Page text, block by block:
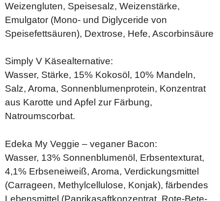
Weizengluten, Speisesalz, Weizenstärke,
Emulgator (Mono- und Diglyceride von
Speisefettsäuren), Dextrose, Hefe, Ascorbinsäure
Simply V Käsealternative:
Wasser, Stärke, 15% Kokosöl, 10% Mandeln,
Salz, Aroma, Sonnenblumenprotein, Konzentrat
aus Karotte und Apfel zur Färbung,
Natroumscorbat.
Edeka My Veggie – veganer Bacon:
Wasser, 13% Sonnenblumenöl, Erbsentexturat,
4,1% Erbseneiweiß, Aroma, Verdickungsmittel
(Carrageen, Methylcellulose, Konjak), färbendes
Lebensmittel (Paprikasaftkonzentrat, Rote-Bete-